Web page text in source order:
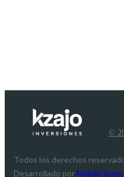
©
Todos los derechos
Desarrollado porMobile